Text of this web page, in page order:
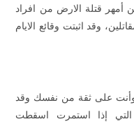
أمهر قتلة الارض من افراد
وقد اثبتت وقائع الايام
وأنت على ثقة من نفسك وقد
إذا استمرت اسقطت